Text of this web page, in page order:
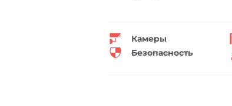
Камеры
Безопасность